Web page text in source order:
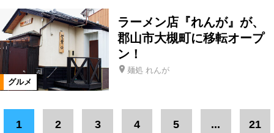
定食 洋菓子 和菓子
和洋菓子
ジェラート・ソフトクリーム 肉
グルメ
ラーメン店『れんが』が、
郡山市大槻町に移転オープ
ン！
麺処 れんが
1 2 3 4 5 ... 21